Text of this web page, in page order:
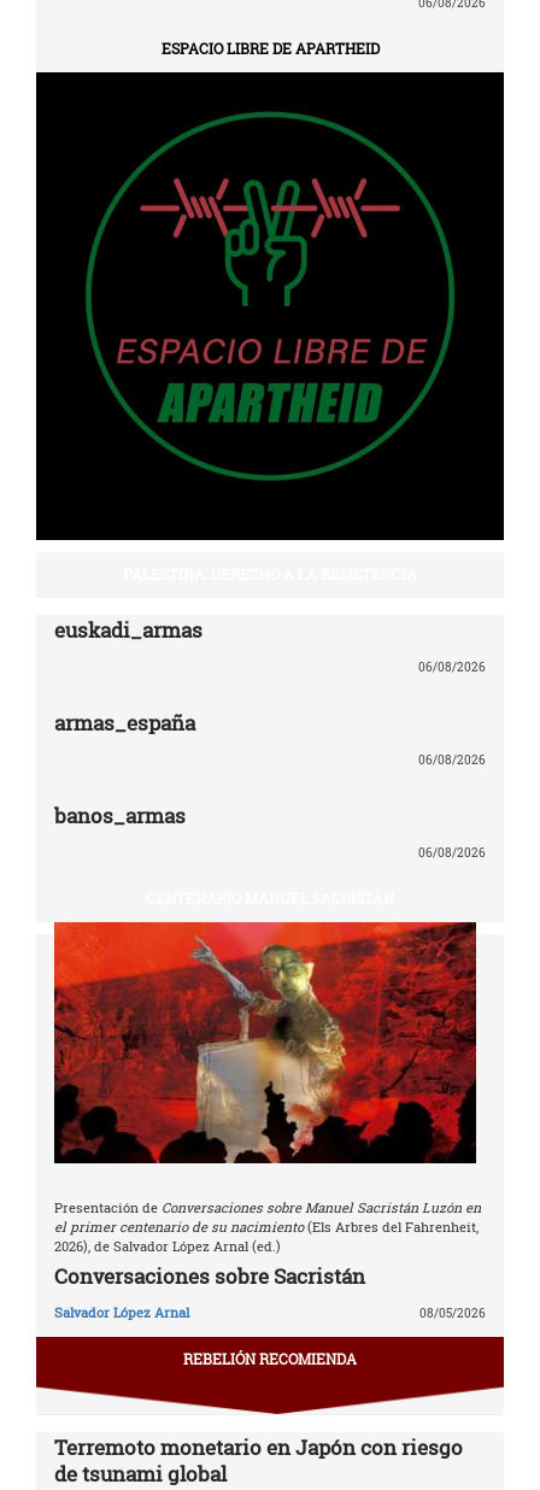
ESPACIO LIBRE DE APARTHEID
euskadi_armas
06/08/2026
armas_españa
06/08/2026
banos_armas
06/08/2026
Presentación de Conversaciones sobre Manuel Sacristán Luzón en
el primer centenario de su nacimiento(Els Arbres del Fahrenheit,
2026), de Salvador López Arnal (ed.)
Conversaciones sobre Sacristán
Salvador López Arnal 08/05/2026
REBELIÓN RECOMIENDA
Terremoto monetario en Japón con riesgo
de tsunami global